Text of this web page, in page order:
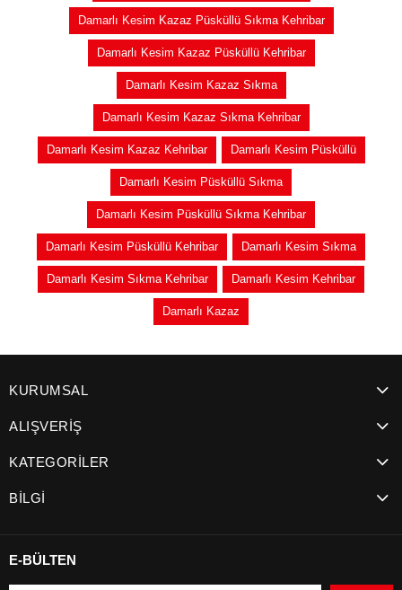
Damarlı Kesim Kazaz Püsküllü Sıkma Kehribar
Damarlı Kesim Kazaz Püsküllü Kehribar
Damarlı Kesim Kazaz Sıkma
Damarlı Kesim Kazaz Sıkma Kehribar
Damarlı Kesim Kazaz Kehribar Damarlı Kesim Püsküllü
Damarlı Kesim Püsküllü Sıkma
Damarlı Kesim Püsküllü Sıkma Kehribar
Damarlı Kesim Püsküllü Kehribar Damarlı Kesim Sıkma
Damarlı Kesim Sıkma Kehribar Damarlı Kesim Kehribar
Damarlı Kazaz
KURUMSAL
ALIŞVERİŞ
KATEGORİLER
BİLGİ
E-BÜLTEN